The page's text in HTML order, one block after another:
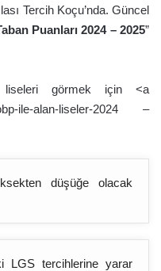
Tercih Koçu’nda. Güncel
Puanları 2024 – 2025”
görmek için <a
obp-ile-alan-liseler-2024 –
düşüğe olacak
LGS tercihlerine yarar